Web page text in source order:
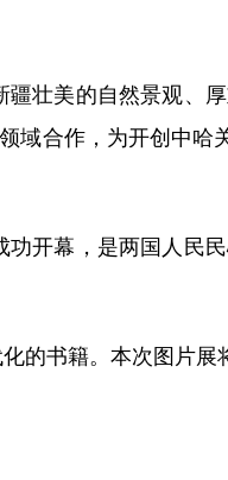
壮美的自然景观、
域合作，为开创中哈
开幕，是两国人民
书籍。本次图片展